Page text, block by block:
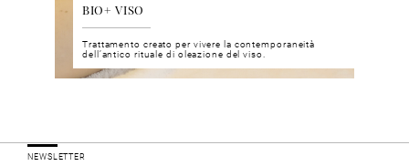
BIO+ VISO
Trattamento creato per vivere la contemporaneità
dell’antico rituale di oleazione del viso.
NEWSLETTER